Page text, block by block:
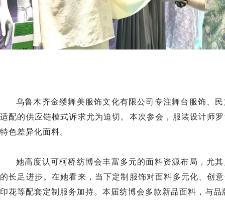
乌鲁木齐金缕舞美服饰文化有限公司专注舞台服饰、
适配的供应链模式诉求尤为迫切。本次参会，服装设计师
特色差异化面料。
她高度认可柯桥纺博会丰富多元的面料资源布局，尤
的长足进步。在她看来，当下定制服饰对面料多元化、创
印花等配套定制服务加持。本届纺博会多款新品面料，与